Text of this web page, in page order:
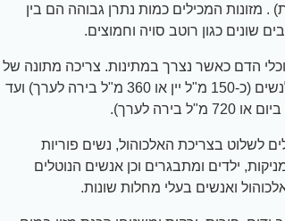
. מזונות המכילים כמות נתרן גבוהה הם בין
שונים כגון רוטב סויה וחמוצים.
הדם כאשר נצרך במתינות. צריכה מתונה של
אלכוהול היא עד מנת משקה אחד ביום לנשים (כ-150 מ"ל יין או 360 מ"ל בירה לערך) ועד
לשלוט בצריכת האלכוהול, נשים פוריות
ילדים ומתבגרים וכן אנשים הנוטלים
ואנשים בעלי מחלות שונות.